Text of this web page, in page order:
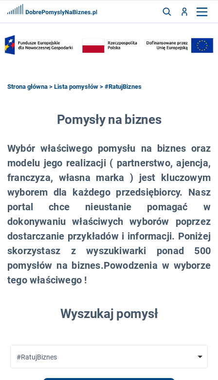
ZALOGUJ
ZAREJESTRUJ
FRANCZYZY
Strona główna > Lista pomysłów > #RatujBiznes
Pomysły na biznes
Wybór właściwego pomysłu na biznes oraz
modelu jego realizacji ( partnerstwo, ajencja,
franczyza, własna marka ) jest kluczowym
wyborem dla każdego przedsiębiorcy. Nasz
portal chce nieustanie pomagać w
dokonywaniu właściwych wyborów poprzez
dostarczanie przykładów i informacji. Poniżej
skorzystasz z wyszukiwarki ponad 500
pomysłów na biznes.Powodzenia w wyborze
tego właściwego !
Wyszukaj pomysł
#RatujBiznes